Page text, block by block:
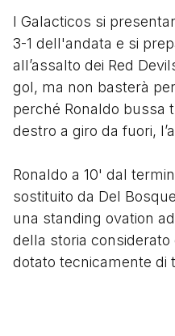
I Galacticos si
3-1 dell'andata e si
all’assalto dei Red
gol, ma non basterà
perché Ronaldo bussa
destro a giro da fuori,
Ronaldo a 10' dal
sostituito da Del
una standing ovation
della storia
dotato tecnicamente di